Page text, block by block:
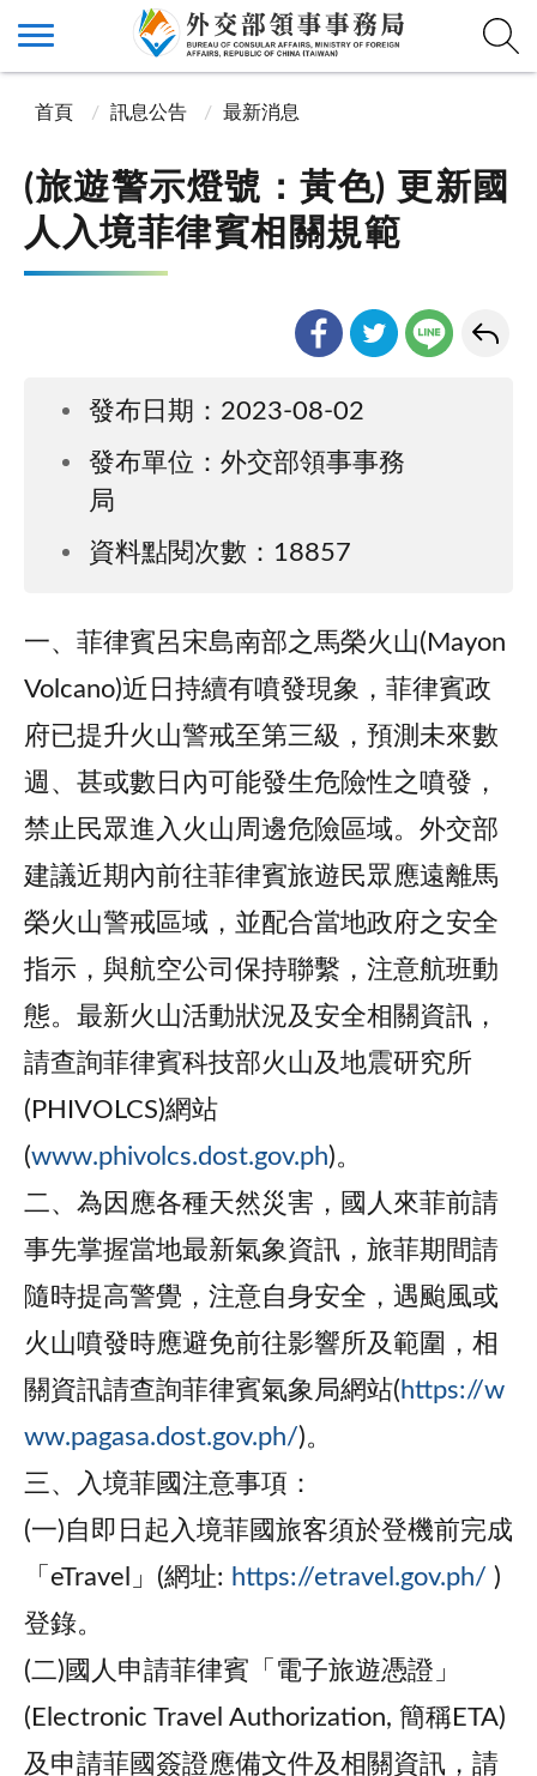
首頁 訊息公告 最新消息
(旅遊警示燈號：黃色) 更新國
人入境菲律賓相關規範
發布日期：2023-08-02
發布單位：外交部領事事務
局
資料點閱次數：18857
一、菲律賓呂宋島南部之馬榮火山(Mayon
Volcano)近日持續有噴發現象，菲律賓政
府已提升火山警戒至第三級，預測未來數
週、甚或數日內可能發生危險性之噴發，
禁止民眾進入火山周邊危險區域。外交部
建議近期內前往菲律賓旅遊民眾應遠離馬
榮火山警戒區域，並配合當地政府之安全
指示，與航空公司保持聯繫，注意航班動
態。最新火山活動狀況及安全相關資訊，
請查詢菲律賓科技部火山及地震研究所
(PHIVOLCS)網站
(www.phivolcs.dost.gov.ph)。
二、為因應各種天然災害，國人來菲前請
事先掌握當地最新氣象資訊，旅菲期間請
隨時提高警覺，注意自身安全，遇颱風或
火山噴發時應避免前往影響所及範圍，相
關資訊請查詢菲律賓氣象局網站(https://w
ww.pagasa.dost.gov.ph/)。
三、入境菲國注意事項：
(一)自即日起入境菲國旅客須於登機前完成
「eTravel」(網址: https://etravel.gov.ph/ )
登錄。
(二)國人申請菲律賓「電子旅遊憑證」
(Electronic Travel Authorization, 簡稱ETA)
及申請菲國簽證應備文件及相關資訊，請